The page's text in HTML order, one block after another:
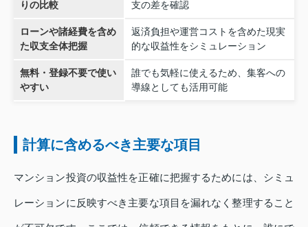
りの比較
支の差を確認
ローンや諸経費を含め
た収支全体把握
返済負担や運営コストを含めた現実
的な収益性をシミュレーション
無料・登録不要で使い
やすい
誰でも気軽に使えるため、集客への
導線としても活用可能
計算に含めるべき主要な項目
マンション投資の収益性を正確に把握するためには、シミュ
レーションに反映すべき主要な項目を漏れなく整理すること